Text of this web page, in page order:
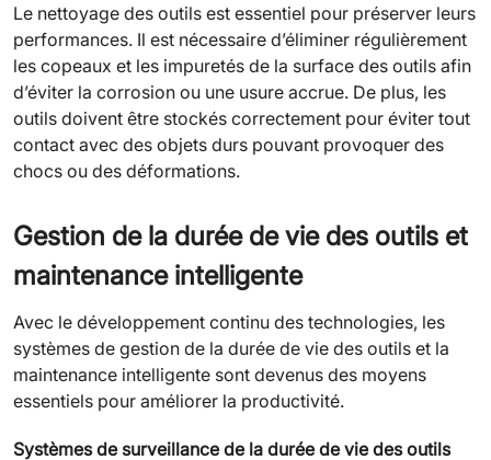
Le nettoyage des outils est essentiel pour préserver leurs
performances. Il est nécessaire d’éliminer régulièrement
les copeaux et les impuretés de la surface des outils afin
d’éviter la corrosion ou une usure accrue. De plus, les
outils doivent être stockés correctement pour éviter tout
contact avec des objets durs pouvant provoquer des
chocs ou des déformations.
Gestion de la durée de vie des outils et
maintenance intelligente
Avec le développement continu des technologies, les
systèmes de gestion de la durée de vie des outils et la
maintenance intelligente sont devenus des moyens
essentiels pour améliorer la productivité.
Systèmes de surveillance de la durée de vie des outils